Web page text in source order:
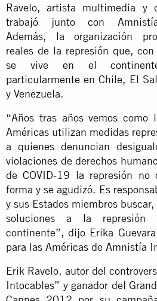
Ravelo, artista multimedia y
trabajó junto con
Además, la organización
reales de la represión que,
se vive en el
particularmente en Chile, El
y Venezuela.
“Años tras años vemos como
Américas utilizan medidas
a quienes denuncian
violaciones de derechos
de COVID-19 la represión no
forma y se agudizó. Es
y sus Estados miembros
soluciones a la represión
continente”, dijo Erika
para las Américas de Amnistía
Erik Ravelo, autor del
Intocables” y ganador del